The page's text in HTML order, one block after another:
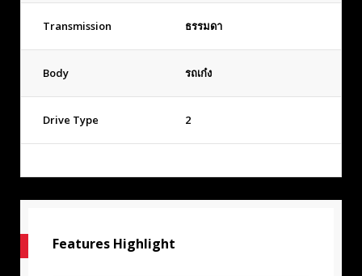
Transmission ธรรมดา
Body รถเก๋ง
Drive Type 2
Features Highlight